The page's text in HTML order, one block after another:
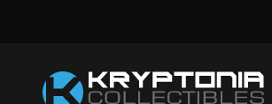
sedientos de sangre, sujetos a su propio
Depredador Berserker, en cambio, no siente la